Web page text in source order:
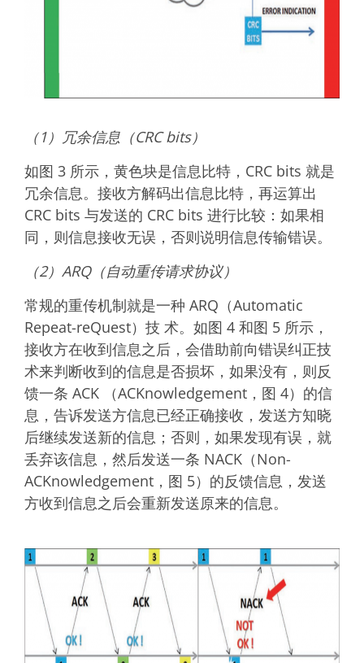
（1）冗余信息（CRC bits）
如图 3 所示，黄色块是信息比特，CRC bits 就是
冗余信息。接收方解码出信息比特，再运算出
CRC bits 与发送的 CRC bits 进行比较：如果相
同，则信息接收无误，否则说明信息传输错误。
（2）ARQ（自动重传请求协议）
常规的重传机制就是一种 ARQ（Automatic
Repeat-reQuest）技 术。如图 4 和图 5 所示，
接收方在收到信息之后，会借助前向错误纠正技
术来判断收到的信息是否损坏，如果没有，则反
馈一条 ACK （ACKnowledgement，图 4）的信
息，告诉发送方信息已经正确接收，发送方知晓
后继续发送新的信息；否则，如果发现有误，就
丢弃该信息，然后发送一条 NACK（Non-
ACKnowledgement，图 5）的反馈信息，发送
方收到信息之后会重新发送原来的信息。